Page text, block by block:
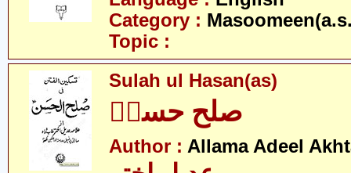
Category :
Topic :
Sulah ul Hasan(as)
صلح حسنؑ
Author : Allama Adeel